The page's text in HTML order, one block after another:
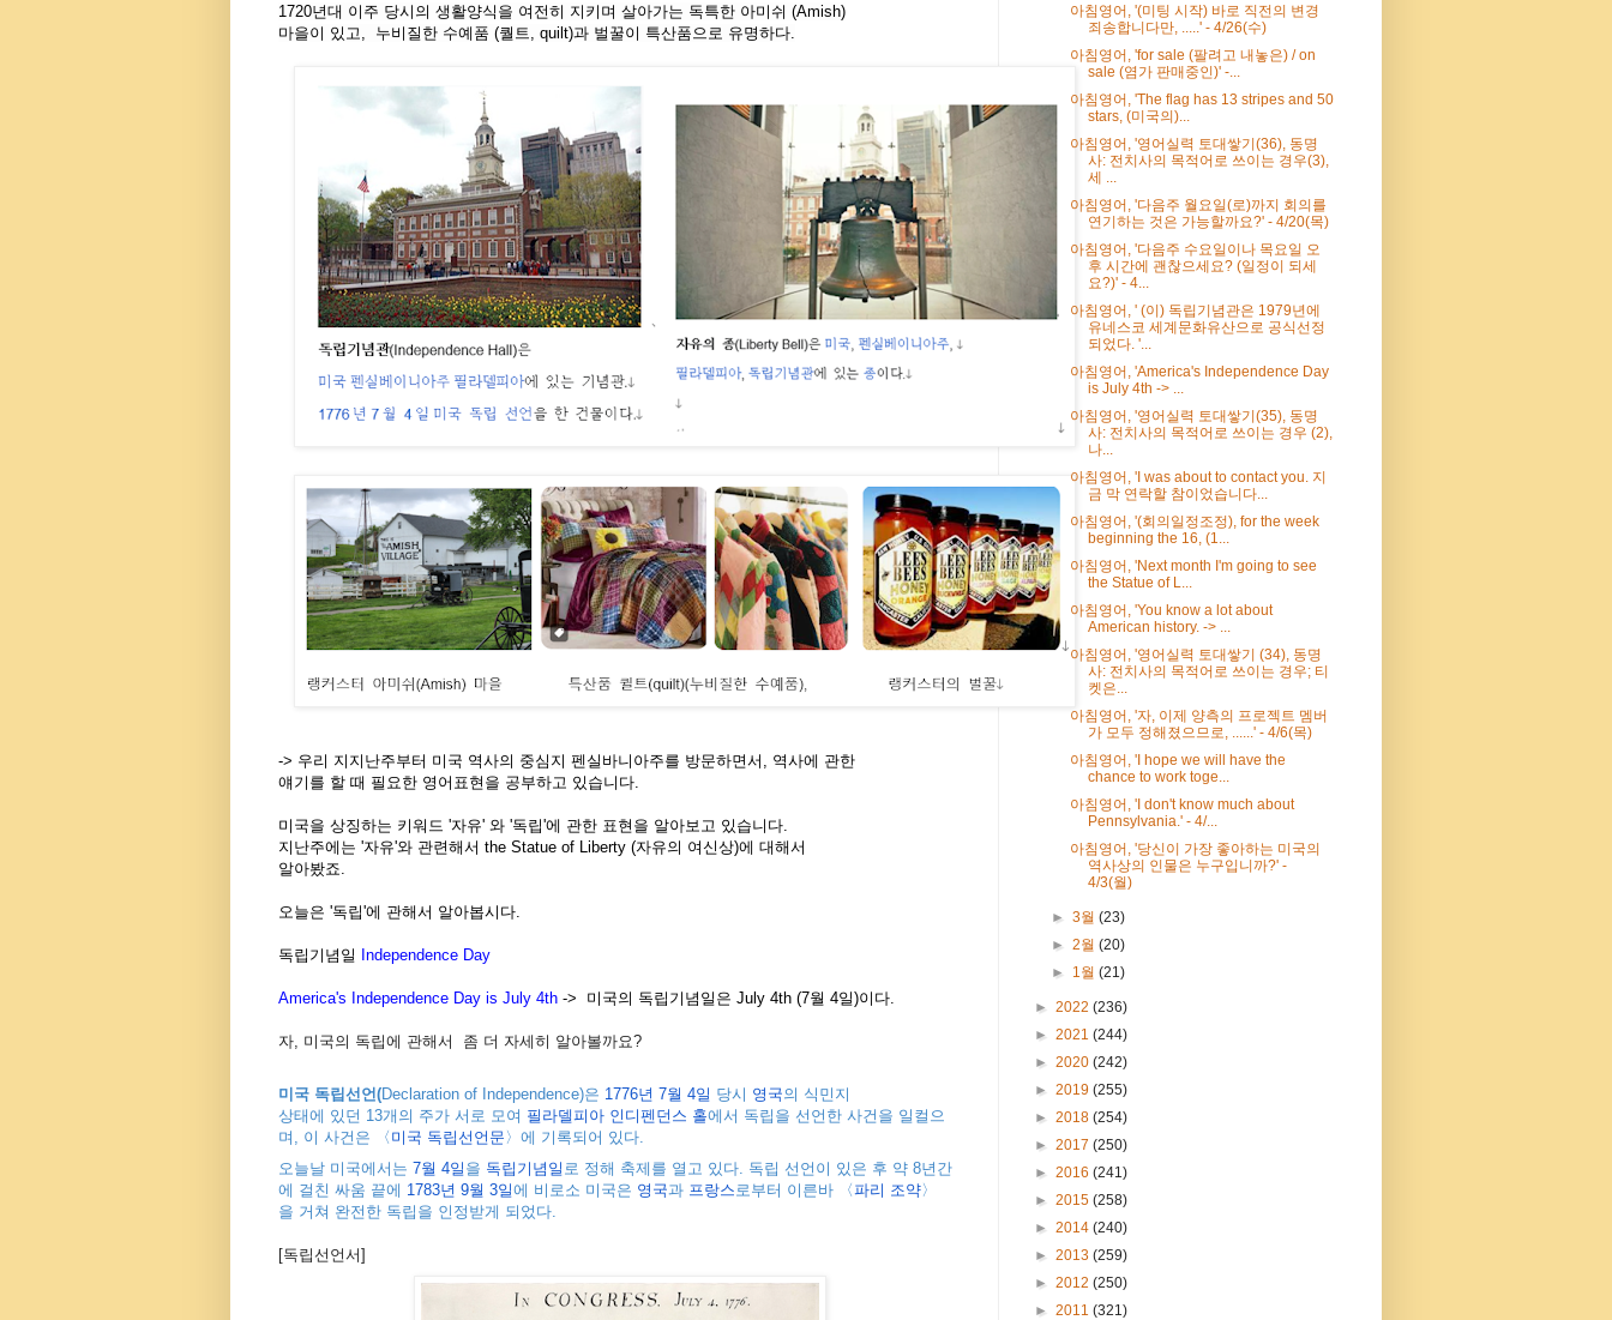
1720년대 이주 당시의 생활양식을 여전히 지키며 살아가는 독특한 아미쉬 (Amish)
마을이 있고
누비질한 수예품 (퀄트 , quilt)과 벌꿀이 특산품으로 유명하다
-> 우리 지지난주부터 미국 역사의 중심지 펜실바니아주를 방문하면서, 역사에 관한
얘기를 할 때 필요한 영어표현을 공부하고 있습니다.
미국을 상징하는 키워드 '자유' 와 '독립'에 관한 표현을 알아보고 있습니다.
지난주에는 '자유'와 관련해서 the Statue of Liberty (자유의 여신상)에 대해서
알아봤죠.
오늘은 '독립'에 관해서 알아봅시다.
독립기념일 Independence Day
America's Independence Day is July 4th -> 미국의 독립기념일은 July 4th (7월 4일)이다.
자, 미국의 독립에 관해서 좀 더 자세히 알아볼까요?
미국 독립선언 (Declaration of Independence)은 1776년 7월 4일 당시 영국의 식민지
상태에 있던 13개의 주가 서로 모여 필라델피아 인디펜던스 홀에서 독립을 선언한 사건을 일컬으
며
이 사건은 〈 미국 독립선언문 〉 에 기록되어 있다
오늘날 미국에서는 7월 4일 을 독립기념일 로 정해 축제를 열고 있다 독립 선언이 있은 후 약 8년간
에 걸친 싸움 끝에 1783년 9월 3일에 비로소 미국은 영국과 프랑스 로부터 이른바 〈파리 조약〉
을 거쳐 완전한 독립을 인정받게 되었다
[독립선언서]
아침영어, '(미팅 시작) 바로 직전의 변경
죄송합니다만, .....' - 4/26(수)
아침영어, 'for sale (팔려고 내놓은) / on
sale (염가 판매중인)' -...
아침영어, 'The flag has 13 stripes and 50
stars, (미국의)...
아침영어, '영어실력 토대쌓기(36), 동명
사: 전치사의 목적어로 쓰이는 경우(3),
세 ...
아침영어, '다음주 월요일(로)까지 회의를
연기하는 것은 가능할까요?' - 4/20(목)
아침영어, '다음주 수요일이나 목요일 오
후 시간에 괜찮으세요? (일정이 되세
요?)' - 4...
아침영어, ' (이) 독립기념관은 1979년에
유네스코 세계문화유산으로 공식선정
되었다. '...
아침영어, 'America's Independence Day
is July 4th -> ...
아침영어, '영어실력 토대쌓기(35), 동명
사: 전치사의 목적어로 쓰이는 경우 (2),
나...
아침영어, 'I was about to contact you. 지
금 막 연락할 참이었습니다...
아침영어, '(회의일정조정), for the week
beginning the 16, (1...
아침영어, 'Next month I'm going to see
the Statue of L...
아침영어, 'You know a lot about
American history. -> ...
아침영어, '영어실력 토대쌓기 (34), 동명
사: 전치사의 목적어로 쓰이는 경우; 티
켓은...
아침영어, '자, 이제 양측의 프로젝트 멤버
가 모두 정해졌으므로, ......' - 4/6(목)
아침영어, 'I hope we will have the
chance to work toge...
아침영어, 'I don't know much about
Pennsylvania.' - 4/...
아침영어, '당신이 가장 좋아하는 미국의
역사상의 인물은 누구입니까?' -
4/3(월)
►3월(23)
►2월(20)
► 1월(21)
► 2022 (236)
► 2021 (244)
► 2020 (242)
► 2019 (255)
► 2018 (254)
► 2017 (250)
► 2016 (241)
► 2015 (258)
► 2014 (240)
► 2013 (259)
► 2012 (250)
► 2011 (321)